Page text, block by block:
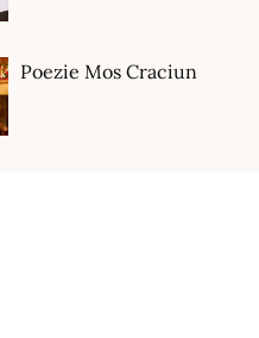
Poezie Mos Craciun